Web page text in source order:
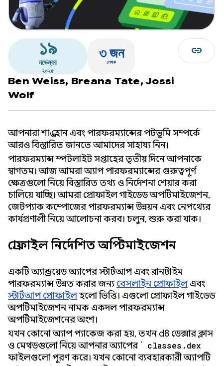
১৯
নভেম্বর
২০২৫
৩ জন
লেখক
Ben Weiss, Breana Tate, Jossi
Wolf
link
আপনারা শান্ত হোন এবং পারফরম্যান্সের পটভূমি সম্পর্কে
আরও বিস্তারিত জানতে আমাদের সাহায্য নিন।
পারফরম্যান্স স্পটলাইট সপ্তাহের তৃতীয় দিনে আপনাকে
স্বাগতম। আজ আমরা অ্যাপ পারফরম্যান্সের গুরুত্বপূর্ণ
ক্ষেত্রগুলো নিয়ে বিস্তারিত তথ্য ও নির্দেশনা শেয়ার করা
চালিয়ে যাচ্ছি। আমরা প্রোফাইল গাইডেড অপটিমাইজেশন,
জেটপ্যাক কম্পোজের পারফরম্যান্স উন্নয়ন এবং নেপথ্যের
কার্যপ্রণালী নিয়ে আলোচনা করব। চলুন, শুরু করা যাক।
প্রোফাইল নির্দেশিত অপ্টিমাইজেশন
একটি অ্যান্ড্রয়েড অ্যাপের স্টার্টআপ এবং রানটাইম
পারফরম্যান্স উন্নত করার জন্য বেসলাইন প্রোফাইলএবং
স্টার্টআপ প্রোফাইলহলো ভিত্তি। এগুলো প্রোফাইল গাইডেড
অপটিমাইজেশন নামক একদল পারফরম্যান্স
অপটিমাইজেশনের অংশ।
যখন কোনো অ্যাপ প্যাকেজ করা হয়, তখন d8 ডেক্সার ক্লাস
ও মেথডগুলো নিয়ে আপনার অ্যাপের ` classes.dex
ফাইলগুলো পূরণ করে। যখন কোনো ব্যবহারকারী অ্যাপটি